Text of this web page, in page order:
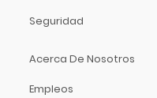
Seguridad
Acerca De Nosotros
Empleos